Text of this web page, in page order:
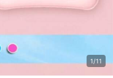
1/11